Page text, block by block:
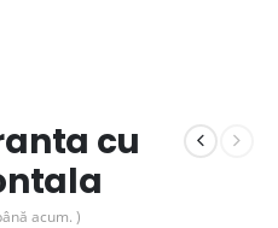
cu
acum. )